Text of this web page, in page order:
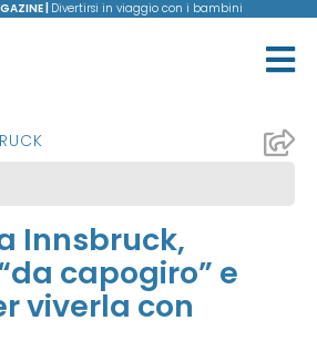
| Divertirsi in viaggio con i bambini
Innsbruck,
capogiro” e
viverla con